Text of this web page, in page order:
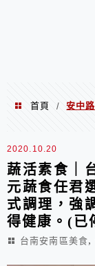
首頁 / 安中
安中路素食
2020.10.20
蔬活素食｜
元蔬食任君
式調理，強
得健康。(已
台南安南區美食,